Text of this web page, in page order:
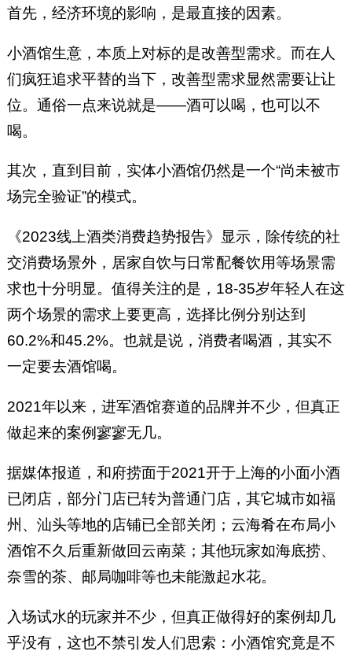
首先，经济环境的影响，是最直接的因素。
小酒馆生意，本质上对标的是改善型需求。而在人
们疯狂追求平替的当下，改善型需求显然需要让让
位。通俗一点来说就是——酒可以喝，也可以不
喝。
其次，直到目前，实体小酒馆仍然是一个“尚未被市
场完全验证”的模式。
《2023线上酒类消费趋势报告》显示，除传统的社
交消费场景外，居家自饮与日常配餐饮用等场景需
求也十分明显。值得关注的是，18-35岁年轻人在这
两个场景的需求上要更高，选择比例分别达到
60.2%和45.2%。也就是说，消费者喝酒，其实不
一定要去酒馆喝。
2021年以来，进军酒馆赛道的品牌并不少，但真正
做起来的案例寥寥无几。
据媒体报道，和府捞面于2021开于上海的小面小酒
已闭店，部分门店已转为普通门店，其它城市如福
州、汕头等地的店铺已全部关闭；云海肴在布局小
酒馆不久后重新做回云南菜；其他玩家如海底捞、
奈雪的茶、邮局咖啡等也未能激起水花。
入场试水的玩家并不少，但真正做得好的案例却几
乎没有，这也不禁引发人们思索：小酒馆究竟是不